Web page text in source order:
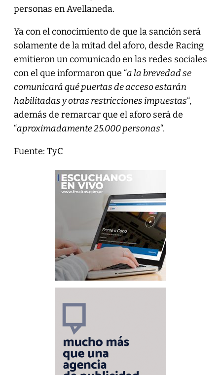
personas en Avellaneda.
Ya con el conocimiento de que la sanción será
solamente de la mitad del aforo, desde Racing
emitieron un comunicado en las redes sociales
con el que informaron que “a la brevedad se
comunicará qué puertas de acceso estarán
habilitadas y otras restricciones impuestas“,
además de remarcar que el aforo será de
“aproximadamente 25.000 personas“.
Fuente: TyC